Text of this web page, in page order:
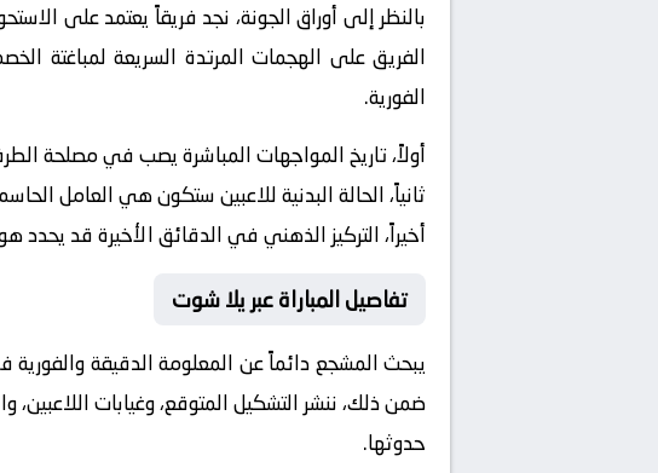
بالنظر إلى أوراقالجونة، نجد فريقاً يعتمد على
الفريق على الهجمات المرتدة السريعة لمباغتة
الفورية.
أولاً، تاريخ المواجهات المباشرة يصب في مصلحة
ثانياً، الحالة البدنية للاعبين ستكون هي العامل
أخيراً، التركيز الذهني في الدقائق الأخيرة قد يحدد
تفاصيل المباراة عبر يلا شوت
يبحث المشجع دائماً عن المعلومة الدقيقة
ضمن ذلك، ننشر التشكيل المتوقع، وغيابات
حدوثها.